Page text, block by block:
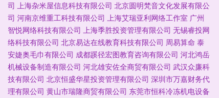
司 上海杂米屋信息科技有限公司 北京圆明梵音文化发展有限公
司 河南京维重工科技有限公司 上海艾瑞亚利网络工作室 广州
智悦网络科技有限公司 上海季胜投资管理有限公司 无锡睿投网
络科技有限公司 北京易达在线教育科技有限公司 周易算命 泰
安婕奥毛巾有限公司 成都蹊径宏图教育咨询有限公司 河北鸿岳
机械设备制造有限公司 河北雄安佐全商贸有限公司 武汉众廉科
技有限公司 北京恒盛华星投资管理有限公司 深圳市万嘉财务代
理有限公司 黄山市瑞隆商贸有限公司 东莞市恒科冷冻机电设备